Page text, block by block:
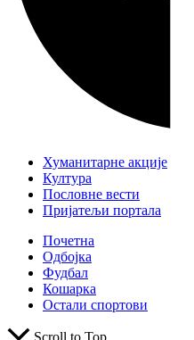
Хуманитарне акције
Култура
Пословне вести
Пријатељи портала
Почетна
Одбојка
Фудбал
Кошарка
Остали спортови
Scroll to Top